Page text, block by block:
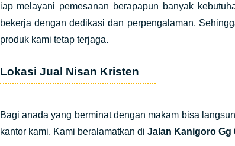
iap melayani pemesanan berapapun banyak
bekerja dengan dedikasi dan perpengalaman.
produk kami tetap terjaga.
Lokasi Jual Nisan Kristen
Bagi anada yang berminat dengan makam bisa
kantor kami. Kami beralamatkan di Jalan Kanigoro Gg